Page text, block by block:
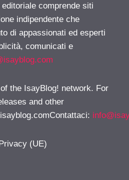
comprende siti
indipendente che
di appassionati ed esperti
comunicati e
the IsayBlog! network. For
and other
:
(UE)